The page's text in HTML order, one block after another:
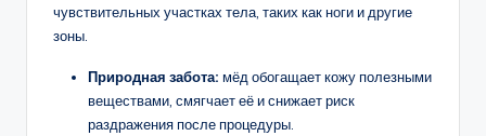
чувствительных участках тела, таких как ноги и другие
зоны.
Природная забота: мёд обогащает кожу полезными
веществами, смягчает её и снижает риск
раздражения после процедуры.